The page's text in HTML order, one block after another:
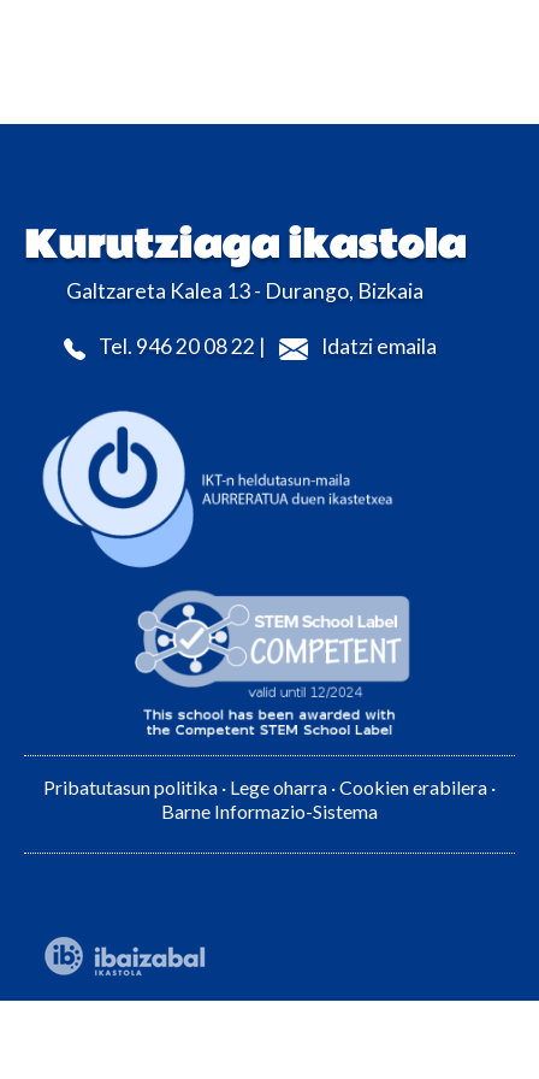
Kurutziaga ikastola
Galtzareta Kalea 13 - Durango, Bizkaia
Tel. 946 20 08 22 | Idatzi emaila
Pribatutasun politika · Lege oharra ·Cookien erabilera ·
Barne Informazio-Sistema